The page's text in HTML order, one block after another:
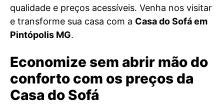
qualidade e preços acessíveis. Venha nos visitar
e transforme sua casa com a Casa do Sofá em
Pintópolis MG.
Economize sem abrir mão do
conforto com os preços da
Casa do Sofá